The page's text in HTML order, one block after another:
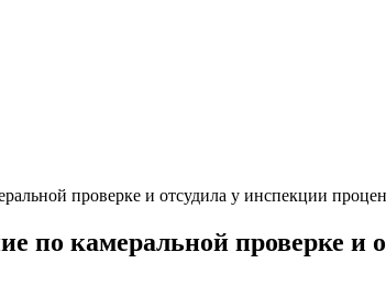
проверке и отсудила у инспекции
по камеральной проверке и